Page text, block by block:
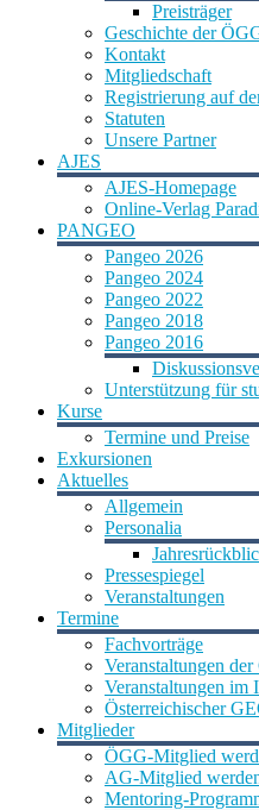
Preisträger
Geschichte der
Kontakt
Mitgliedschaft
Registrierung auf
Statuten
Unsere Partner
AJES
AJES-Homepage
Online-Verlag
PANGEO
Pangeo 2026
Pangeo 2024
Pangeo 2022
Pangeo 2018
Pangeo 2016
Unterstützung für
Kurse
Termine und Preise
Exkursionen
Aktuelles
Allgemein
Personalia
Pressespiegel
Veranstaltungen
Termine
Fachvorträge
Veranstaltungen
Veranstaltungen im
Österreichischer
Mitglieder
ÖGG-Mitglied
AG-Mitglied
Mentoring-